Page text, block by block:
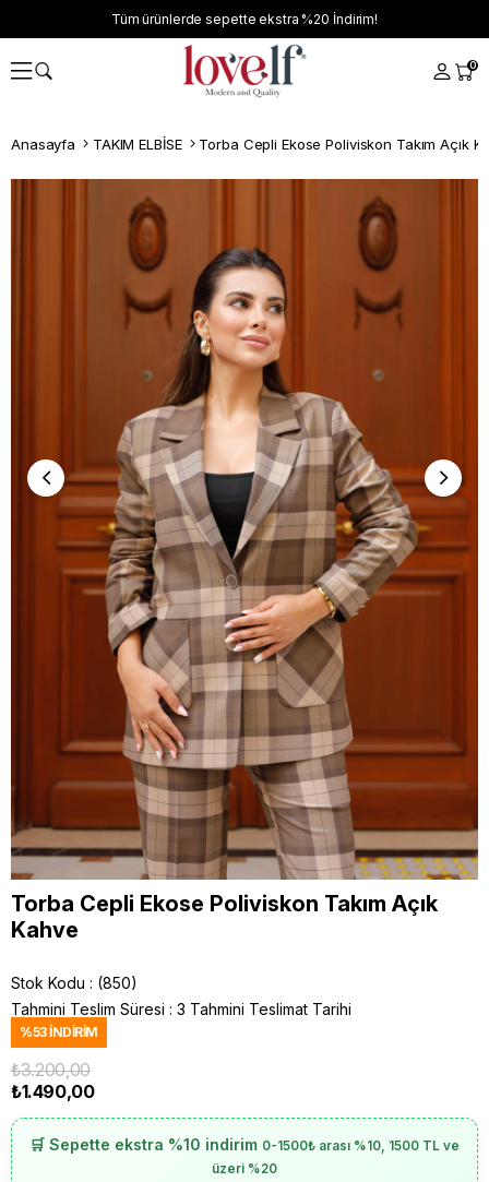
Tüm ürünlerde sepette ekstra %20 İndirim!
0
Anasayfa TAKIM ELBİSE Torba Cepli Ekose Poliviskon Takım Açık
Torba Cepli Ekose Poliviskon Takım Açık
Kahve
Stok Kodu
(850)
Tahmini Teslim Süresi : 3 Tahmini Teslimat Tarihi
%53İNDIRIM
₺3.200,00
₺1.490,00
🛒 Sepette ekstra %10 indirim 0-1500₺ arası %10, 1500 TL ve
üzeri %20